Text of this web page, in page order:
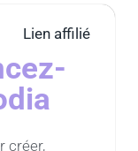
Lien affilié
créer,